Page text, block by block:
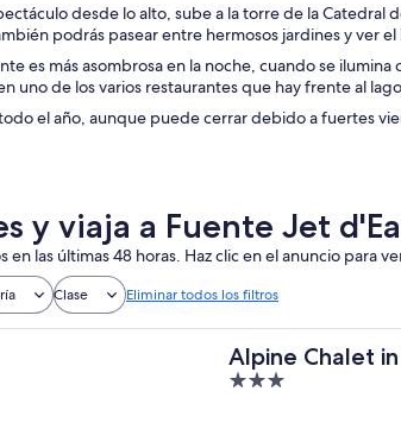
desde lo alto, sube a la torre de la
podrás pasear entre hermosos jardines y ver
es más asombrosa en la noche, cuando se
uno de los varios restaurantes que hay frente al
el año, aunque puede cerrar debido a fuertes
y viaja a Fuente Jet
en las últimas 48 horas. Haz clic en el anuncio para
Clase Eliminar todos los filtros
Alpine Chalet
3